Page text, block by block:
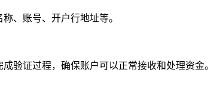
、账号、开户行地址等。
验证过程，确保账户可以正常接收和处理资金。